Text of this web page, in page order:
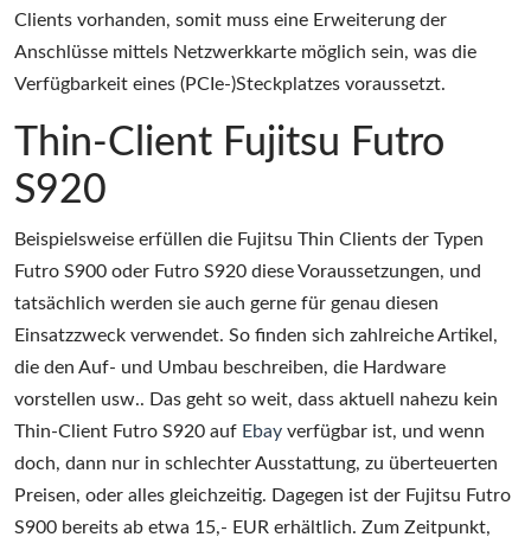
Clients vorhanden, somit muss eine Erweiterung der
Anschlüsse mittels Netzwerkkarte möglich sein, was die
Verfügbarkeit eines (PCIe-)Steckplatzes voraussetzt.
Thin-Client Fujitsu Futro
S920
Beispielsweise erfüllen die Fujitsu Thin Clients der Typen
Futro S900 oder Futro S920 diese Voraussetzungen, und
tatsächlich werden sie auch gerne für genau diesen
Einsatzzweck verwendet. So finden sich zahlreiche Artikel,
die den Auf- und Umbau beschreiben, die Hardware
vorstellen usw.. Das geht so weit, dass aktuell nahezu kein
Thin-Client Futro S920 auf Ebay verfügbar ist, und wenn
doch, dann nur in schlechter Ausstattung, zu überteuerten
Preisen, oder alles gleichzeitig. Dagegen ist der Fujitsu Futro
S900 bereits ab etwa 15,- EUR erhältlich. Zum Zeitpunkt,